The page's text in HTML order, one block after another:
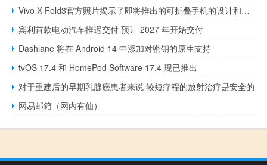
Vivo X Fold3官方照片揭示了即将推出的可折叠手机的设计和相机功能
宾利首款电动汽车推迟交付 预计 2027 年开始交付
Dashlane 将在 Android 14 中添加对密钥的原生支持
tvOS 17.4 和 HomePod Software 17.4 现已推出
对于重建后的早期乳腺癌患者来说 较短疗程的放射治疗是安全的
网易邮箱（网内有仙）